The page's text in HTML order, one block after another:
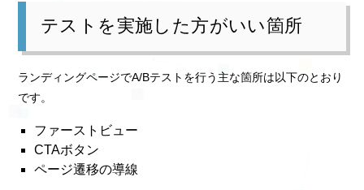
テストを実施した方がいい箇所
ランディングページでA/Bテストを行う主な箇所は以下のとおり
です。
ファーストビュー
CTAボタン
ページ遷移の導線